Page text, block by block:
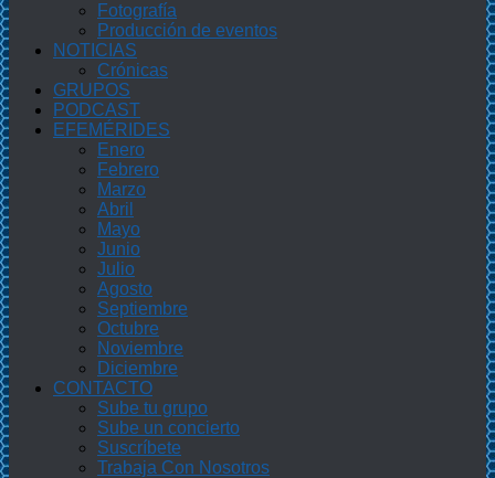
Fotografía
Producción de eventos
NOTICIAS
Crónicas
GRUPOS
PODCAST
EFEMÉRIDES
Enero
Febrero
Marzo
Abril
Mayo
Junio
Julio
Agosto
Septiembre
Octubre
Noviembre
Diciembre
CONTACTO
Sube tu grupo
Sube un concierto
Suscríbete
Trabaja Con Nosotros